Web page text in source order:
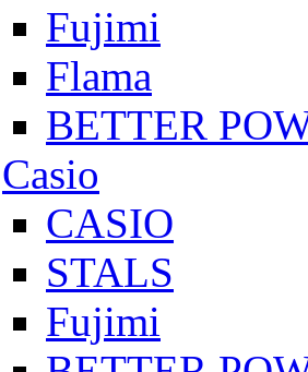
Fujimi
Flama
BETTER
Casio
CASIO
STALS
Fujimi